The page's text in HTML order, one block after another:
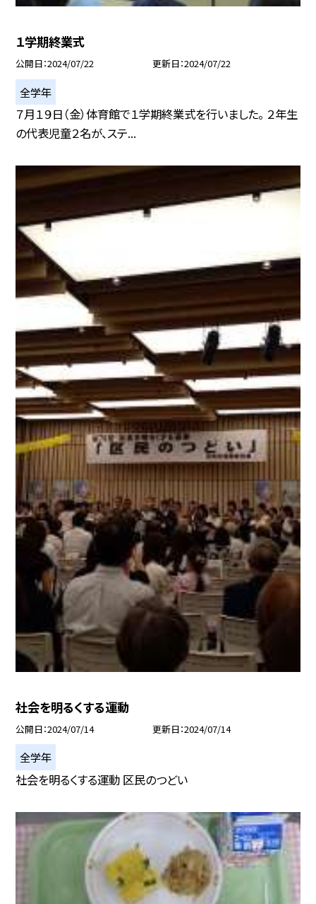
１学期終業式
公開日 2024/07/22 更新日 2024/07/22
全学年
７月１９日（金）体育館で１学期終業式を行いました。 ２年生
の代表児童２名が、ステ...
社会を明るくする運動
公開日 2024/07/14 更新日 2024/07/14
全学年
社会を明るくする運動 区民のつどい